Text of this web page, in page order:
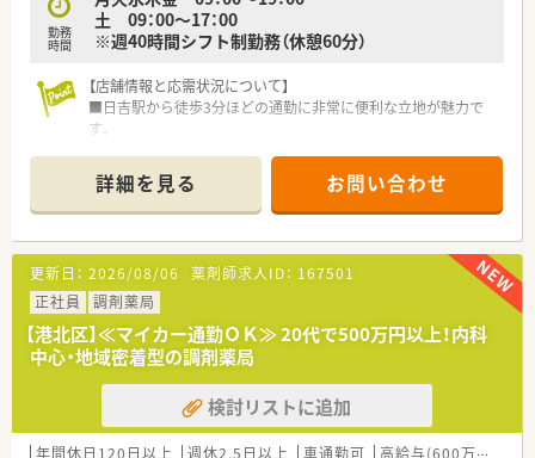
勤務
時間
土 09：00～17：00
※週40時間シフト制勤務（休憩60分）
【店舗情報と応需状況について】
■日吉駅から徒歩3分ほどの通勤に非常に便利な立地が魅力で
す。
需します。
■処方箋は1日150枚程で常勤2名、パート3名の常時3名体制で
対応します。
【募集背景と求める人物像について】
■次世代の店舗運営を担う若手・中堅層の方を特に急募していま
す。
■調剤未経験の方も歓迎しており、人物重視の採用方針を採って
います。
■大手企業での経験を活かし、ノウハウを共有して頂ける方も歓
迎します。
【法人特徴について】
■首都圏に調剤31店舗、OTC32店舗を展開し、安定した経営基盤
詳細を見る お問い合わせ
更新日： 2026/08/06 薬剤師求人ID： 167501
正社員
調剤薬局
【港北区】≪マイカー通勤ＯＫ≫ 20代で500万円以上！内科
中心・地域密着型の調剤薬局
検討リストに追加
年間休日120日以上 週休2.5日以上 車通勤可 高給与(600万円以上)